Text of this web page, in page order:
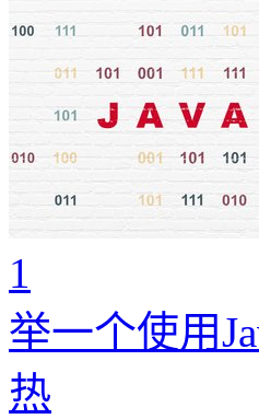
1
举一个使用
热